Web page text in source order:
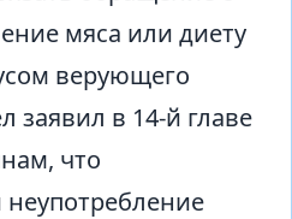
мяса или диету
верующего
заявил в 14-й главе
что